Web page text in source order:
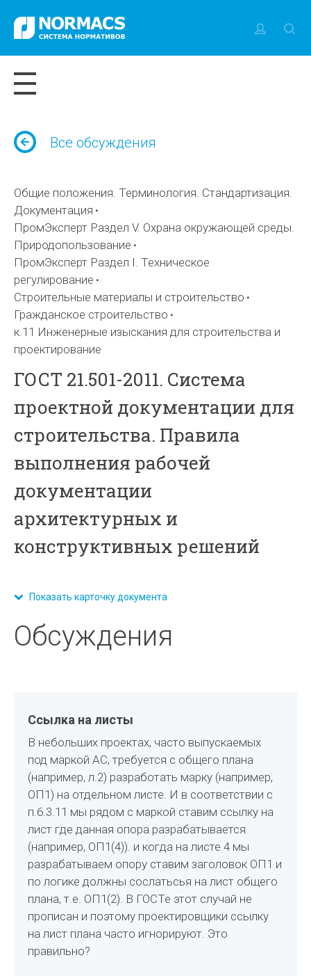
Все обсуждения
Общие положения. Терминология. Стандартизация.
Документация
ПромЭксперт Раздел V. Охрана окружающей среды.
Природопользование
ПромЭксперт Раздел I. Техническое
регулирование
Строительные материалы и строительство
Гражданское строительство
к.11 Инженерные изыскания для строительства и
проектирование
ГОСТ 21.501-2011. Система
проектной документации для
строительства. Правила
выполнения рабочей
документации
архитектурных и
конструктивных решений
Показать карточку документа
Обсуждения
Ссылка на листы
В небольших проектах, часто выпускаемых
под маркой АС, требуется с общего плана
(например, л.2) разработать марку (например,
ОП1) на отдельном листе. И в соответствии с
п.6.3.11 мы рядом с маркой ставим ссылку на
лист где данная опора разрабатывается
(например, ОП1(4)). и когда на листе 4 мы
разрабатываем опору ставим заголовок ОП1 и
по логике должны сослатьсья на лист общего
плана, т.е. ОП1(2). В ГОСТе этот случай не
прописан и поэтому проектировщики ссылку
на лист плана часто игнорируют. Это
правильно?